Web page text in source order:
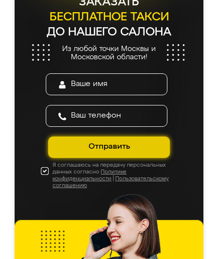
БЕСПЛАТНОЕ ТАКСИ
ДО НАШЕГО САЛОНА
Из любой точки Москвы и
Московской области!
Отправить
Я соглашаюсь на передачу персональных
данных согласно Политике
конфиденциальности
Пользовательскому
соглашению